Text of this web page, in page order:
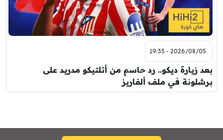
2026/08/05 - 19:35
بعد زيارة ديكو.. رد حاسم من أتلتيكو مدريد على
برشلونة في ملف ألفاريز